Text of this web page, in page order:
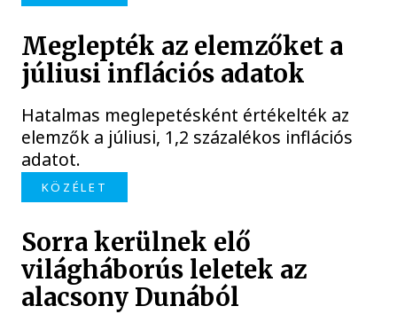
Meglepték az elemzőket a
júliusi inflációs adatok
Hatalmas meglepetésként értékelték az
elemzők a júliusi, 1,2 százalékos inflációs
adatot.
KÖZÉLET
Sorra kerülnek elő
világháborús leletek az
alacsony Dunából